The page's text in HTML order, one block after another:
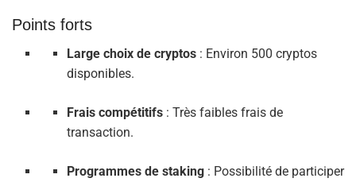
Points forts
Large choix de cryptos: Environ 500 cryptos
disponibles.
Frais compétitifs: Très faibles frais de
transaction.
Programmes de staking: Possibilité de participer